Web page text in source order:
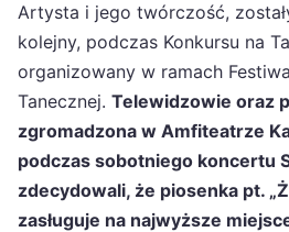
Artysta i jego twórczość,
kolejny, podczas Konkursu na
organizowany w ramach
Tanecznej. Telewidzowie oraz
zgromadzona w Amfiteatrze
podczas sobotniego koncertu
zdecydowali, że piosenka pt.
zasługuje na najwyższe